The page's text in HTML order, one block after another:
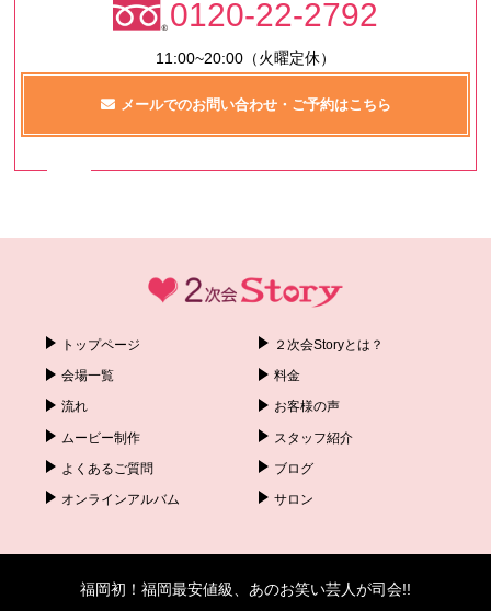
0120-22-2792
11:00~20:00（火曜定休）
メールでのお問い合わせ・ご予約はこちら
トップページ ２次会Storyとは？
会場一覧 料金
流れ お客様の声
ムービー制作 スタッフ紹介
よくあるご質問 ブログ
オンラインアルバム サロン
福岡初！福岡最安値級、あのお笑い芸人が司会!!